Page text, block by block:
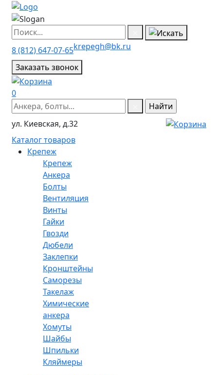
8 (812) 647-07-65krepegh@bk.ru
Заказать звонок
0
ул. Киевская, д.32
Каталог товаров
Крепеж
Крепеж
Анкера
Болты
Вентиляция
Винты
Гайки
Гвозди
Дюбели
Заклепки
Кронштейны
Саморезы
Такелаж
Химические
анкера
Хомуты
Шайбы
Шпильки
Кляймеры